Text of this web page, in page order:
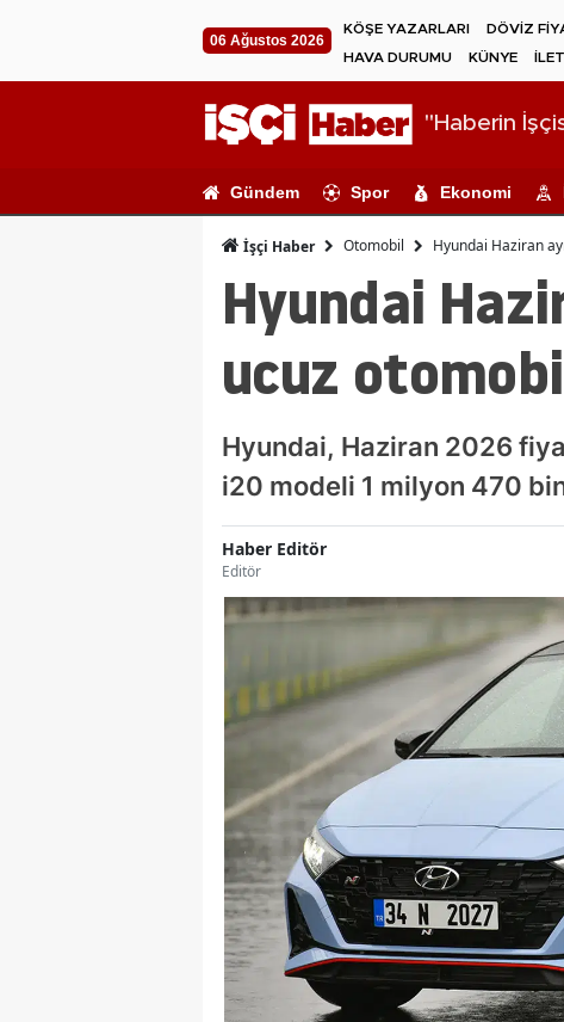
06 Ağustos 2026
KÖŞE YAZARLARI DÖVİZ
HAVA DURUMU
KÜNYE
"Haberin
Gündem Spor Ekonomi
İşçi Haber Otomobil Hyundai Haziran
Hyundai
ucuz
Hyundai, Haziran 2026
i20 modeli 1 milyon 470
Haber Editör
Editör